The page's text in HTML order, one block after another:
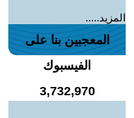
المزيد.....
المعجبين بنا على
الفيسبوك
3,732,970